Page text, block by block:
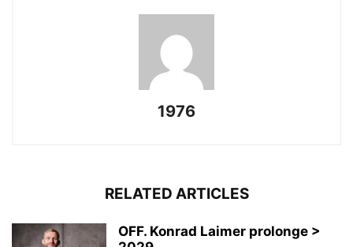
1976
RELATED ARTICLES
OFF. Konrad Laimer prolonge >